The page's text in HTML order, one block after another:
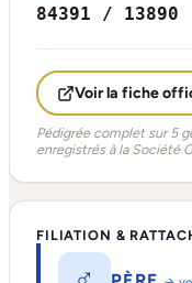
84391 / 13890
Voir la fiche
Pédigrée complet sur 5
enregistrés à la Société
FILIATION &